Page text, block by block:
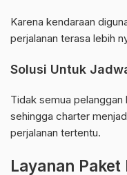
Karena kendaraan
perjalanan terasa lebih
Solusi Untuk
Tidak semua
sehingga charter
perjalanan tertentu.
Layanan